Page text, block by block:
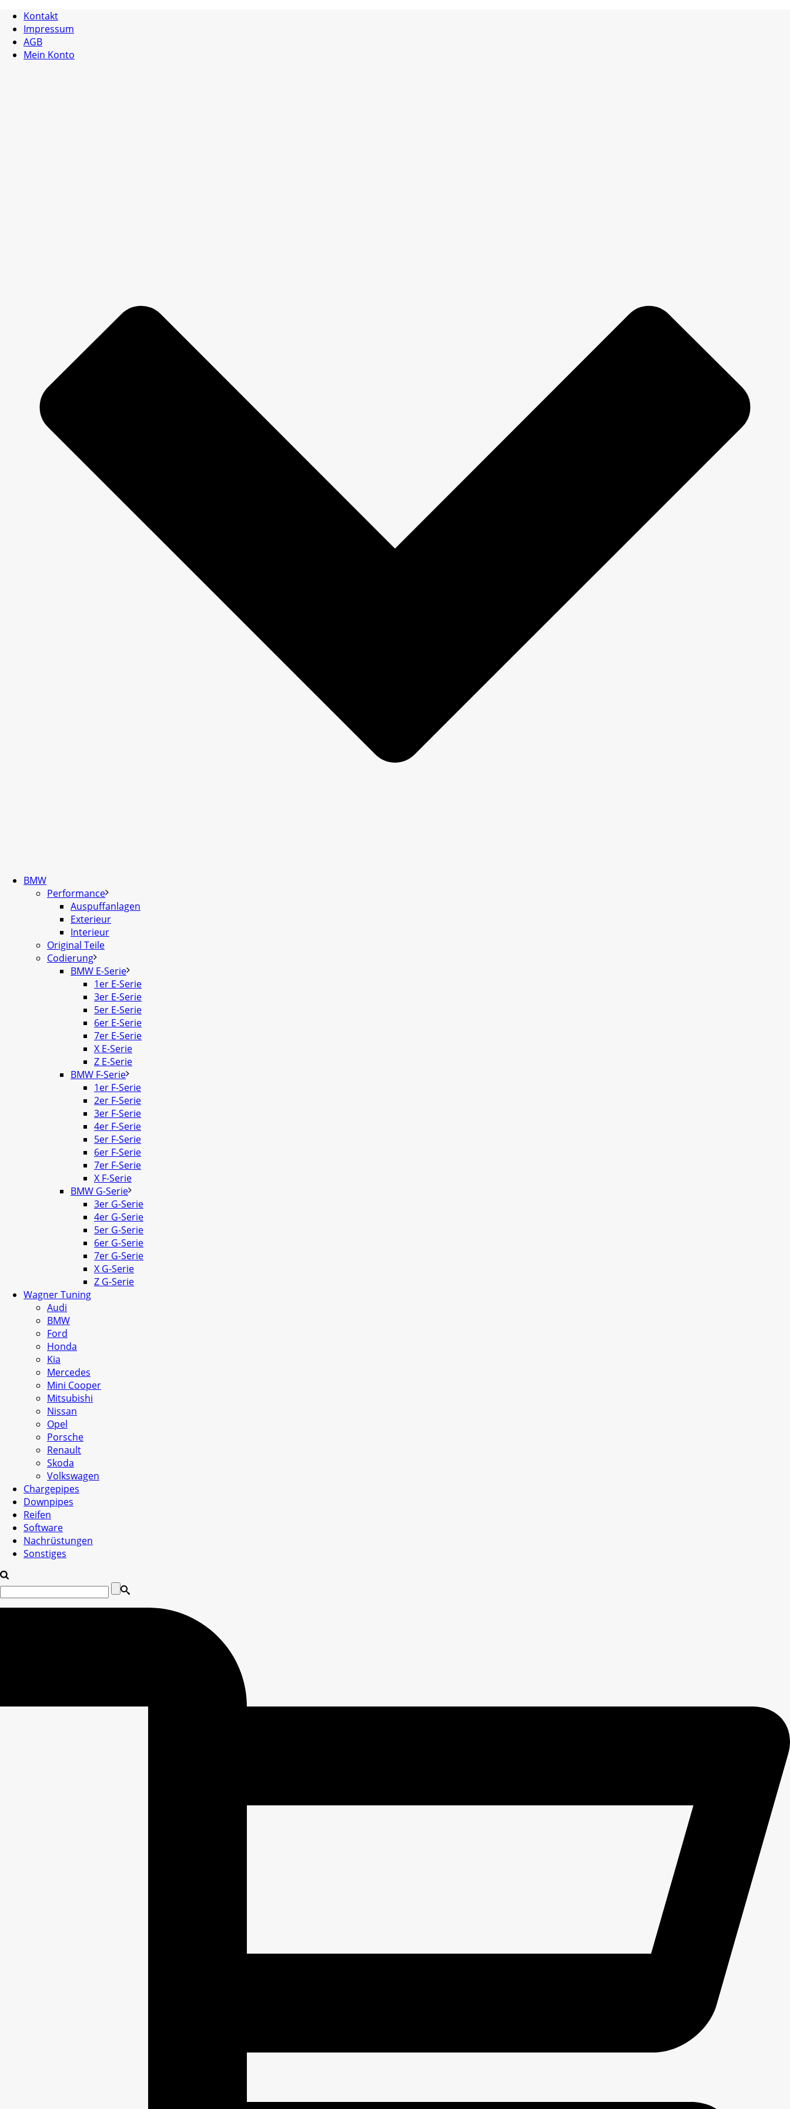
Kontakt
Impressum
AGB
Mein Konto
BMW
Performance
Auspuffanlagen
Exterieur
Interieur
Original Teile
Codierung
BMW E-Serie
1er E-Serie
3er E-Serie
5er E-Serie
6er E-Serie
7er E-Serie
X E-Serie
Z E-Serie
BMW F-Serie
1er F-Serie
2er F-Serie
3er F-Serie
4er F-Serie
5er F-Serie
6er F-Serie
7er F-Serie
X F-Serie
BMW G-Serie
3er G-Serie
4er G-Serie
5er G-Serie
6er G-Serie
7er G-Serie
X G-Serie
Z G-Serie
Wagner Tuning
Audi
BMW
Ford
Honda
Kia
Mercedes
Mini Cooper
Mitsubishi
Nissan
Opel
Porsche
Renault
Skoda
Volkswagen
Chargepipes
Downpipes
Reifen
Software
Nachrüstungen
Sonstiges